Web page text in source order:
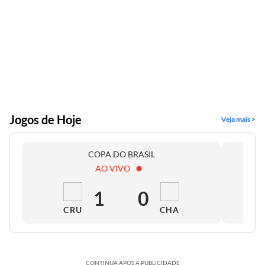
Jogos de Hoje Veja mais >
COPA DO BRASIL
AO VIVO
CRU 1 0 CHA
CONTINUA APÓS A PUBLICIDADE